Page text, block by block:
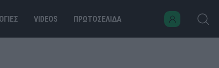
VIDEOS ΠΡΩΤΟΣΕΛΙΔΑ